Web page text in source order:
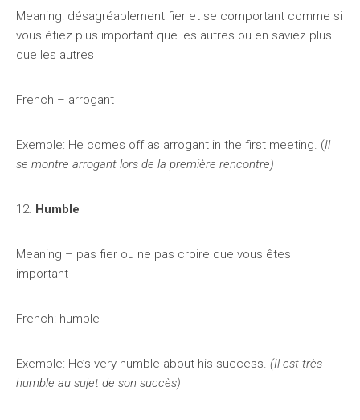
Meaning: désagréablement fier et se comportant comme si
vous étiez plus important que les autres ou en saviez plus
que les autres
French – arrogant
Exemple: He comes off as arrogant in the first meeting. (Il
se montre arrogant lors de la première rencontre)
12. Humble
Meaning – pas fier ou ne pas croire que vous êtes
important
French: humble
Exemple: He’s very humble about his success. (Il est très
humble au sujet de son succès)